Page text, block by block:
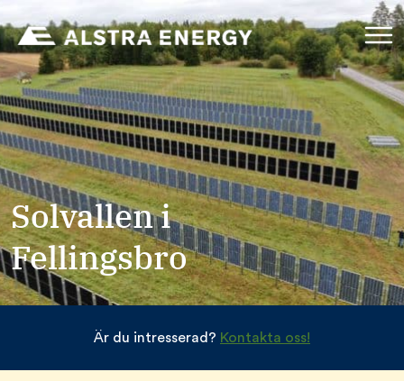
Solvallen i
Fellingsbro
Är du intresserad? Kontakta oss!